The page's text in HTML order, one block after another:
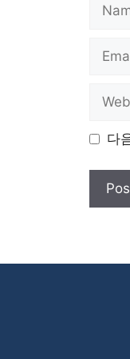
Email
다